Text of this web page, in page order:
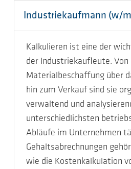
Industriekaufmann (w/
Kalkulieren ist eine der
der Industriekaufleute. Von
Materialbeschaffung über
hin zum Verkauf sind sie
verwaltend und
unterschiedlichsten
Abläufe im Unternehmen
Gehaltsabrechnungen
wie die Kostenkalkulation